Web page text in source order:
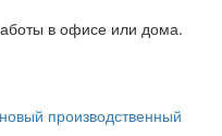
в офисе или дома.
производственный